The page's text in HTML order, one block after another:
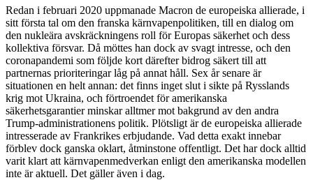
Redan i februari 2020 uppmanade Macron de europeiska allierade, i
sitt första tal om den franska kärnvapenpolitiken, till en dialog om
den nukleära avskräckningens roll för Europas säkerhet och dess
kollektiva försvar. Då möttes han dock av svagt intresse, och den
coronapandemi som följde kort därefter bidrog säkert till att
partnernas prioriteringar låg på annat håll. Sex år senare är
situationen en helt annan: det finns inget slut i sikte på Rysslands
krig mot Ukraina, och förtroendet för amerikanska
säkerhetsgarantier minskar alltmer mot bakgrund av den andra
Trump-administrationens politik. Plötsligt är de europeiska allierade
intresserade av Frankrikes erbjudande. Vad detta exakt innebar
förblev dock ganska oklart, åtminstone offentligt. Det har dock alltid
varit klart att kärnvapenmedverkan enligt den amerikanska modellen
inte är aktuell. Det gäller även i dag.